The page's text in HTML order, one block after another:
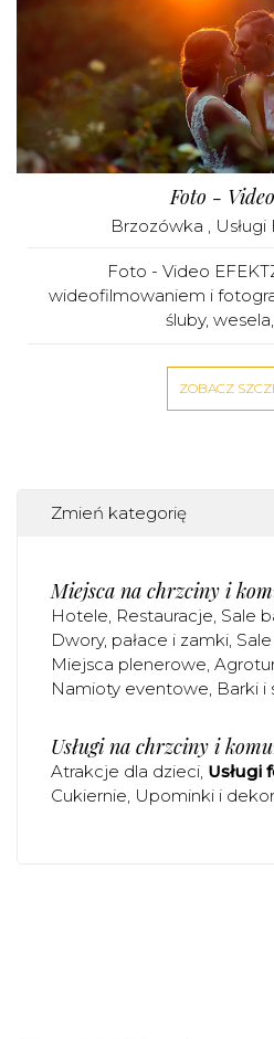
Foto -
Brzozówka ,
Foto - Video
wideofilmowaniem i
śluby,
ZOBACZ
Zmień kategorię
Miejsca na chrzciny i
Hotele Restauracje Sale
Dwory, pałace i zamki
Miejsca plenerowe
Namioty eventowe Barki i
Usługi na chrzciny i
Atrakcje dla dzieci Usługi
Cukiernie Upominki i